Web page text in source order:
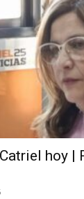
hoy |